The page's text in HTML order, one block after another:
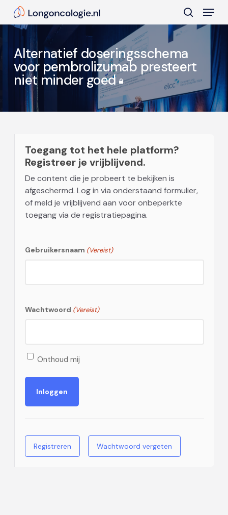
main
search
Menu
Alternatief doseringsschema
voor pembrolizumab presteert
niet minder goed
Toegang tot het hele platform?
Registreer je vrijblijvend.
De content die je probeert te bekijken is
afgeschermd. Log in via onderstaand formulier,
of meld je vrijblijvend aan voor onbeperkte
toegang via de registratiepagina.
Gebruikersnaam (Vereist)
Wachtwoord (Vereist)
Onthoud mij
Registreren Wachtwoord vergeten
Close
Menu